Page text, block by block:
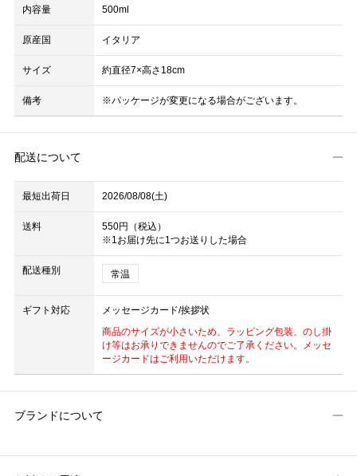
内容量 500ml
原産国 イタリア
サイズ 約直径7×高さ18cm
備考 ※パッケージが変更になる場合がございます。
配送について
最短出荷日 2026/08/08(土)
送料
550円（税込）
※1お届け先に1つお送りした場合
配送種別 常温
ギフト対応
メッセージカード/挨拶状
商品のサイズが小さいため、ラッピング包装、のし掛
け等はお承りできませんのでご了承ください。メッセ
ージカードはご利用いただけます。
ブランドについて